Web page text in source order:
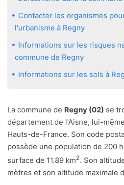
Contacter les organismes
l'urbanisme à Regny
Informations sur les risques
commune de Regny
Informations sur les sols à
La commune de Regny (02) se
département de l'Aisne, lui-
Hauts-de-France. Son code
possède une population de 200
surface de 11.89 km2. Son
mètres et son altitude maximale